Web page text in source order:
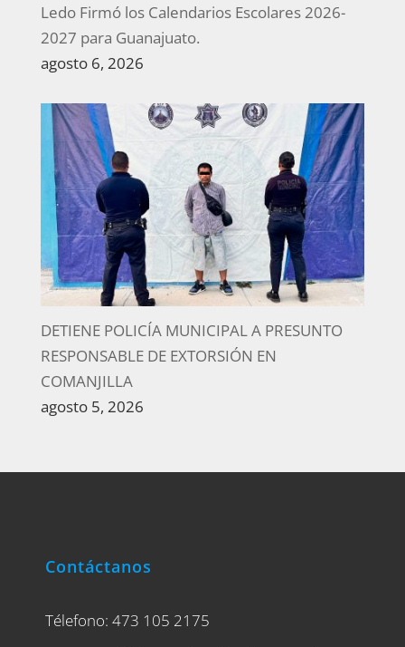
Ledo Firmó los Calendarios Escolares 2026-
2027 para Guanajuato.
agosto 6, 2026
DETIENE POLICÍA MUNICIPAL A PRESUNTO
RESPONSABLE DE EXTORSIÓN EN
COMANJILLA
agosto 5, 2026
Contáctanos
Télefono: 473 105 2175